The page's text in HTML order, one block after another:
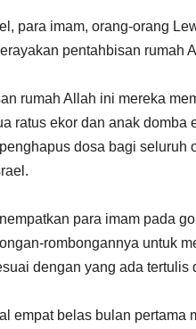
para imam, orang-orang
pentahbisan rumah
rumah Allah ini mereka
ratus ekor dan anak domba
dosa bagi seluruh
para imam pada
rombongannya untuk
dengan yang ada tertulis
empat belas bulan pertama